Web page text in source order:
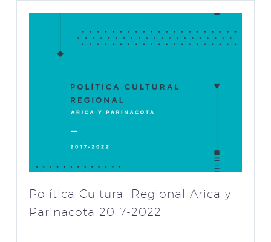
Política Cultural Regional Arica y
Parinacota 2017-2022